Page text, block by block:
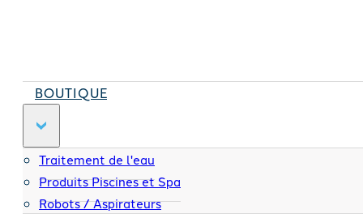
BOUTIQUE
Traitement de l'eau
Produits Piscines et Spa
Robots / Aspirateurs